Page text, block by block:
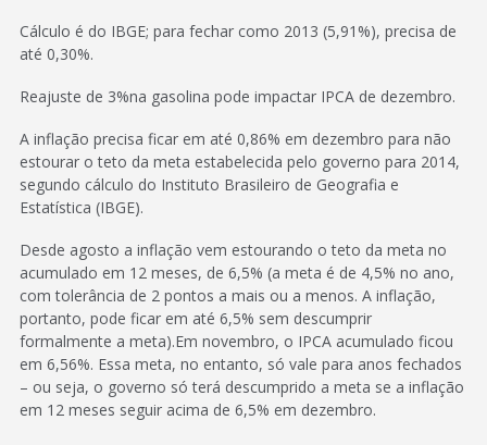
Cálculo é do IBGE; para fechar como 2013 (5,91%), precisa de
até 0,30%.
Reajuste de 3%na gasolina pode impactar IPCA de dezembro.
A inflação precisa ficar em até 0,86% em dezembro para não
estourar o teto da meta estabelecida pelo governo para 2014,
segundo cálculo do Instituto Brasileiro de Geografia e
Estatística (IBGE).
Desde agosto a inflação vem estourando o teto da meta no
acumulado em 12 meses, de 6,5% (a meta é de 4,5% no ano,
com tolerância de 2 pontos a mais ou a menos. A inflação,
portanto, pode ficar em até 6,5% sem descumprir
formalmente a meta).Em novembro, o IPCA acumulado ficou
em 6,56%. Essa meta, no entanto, só vale para anos fechados
– ou seja, o governo só terá descumprido a meta se a inflação
em 12 meses seguir acima de 6,5% em dezembro.